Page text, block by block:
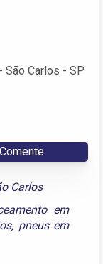
São Carlos - SP
Comente
Carlos
em
, pneus em